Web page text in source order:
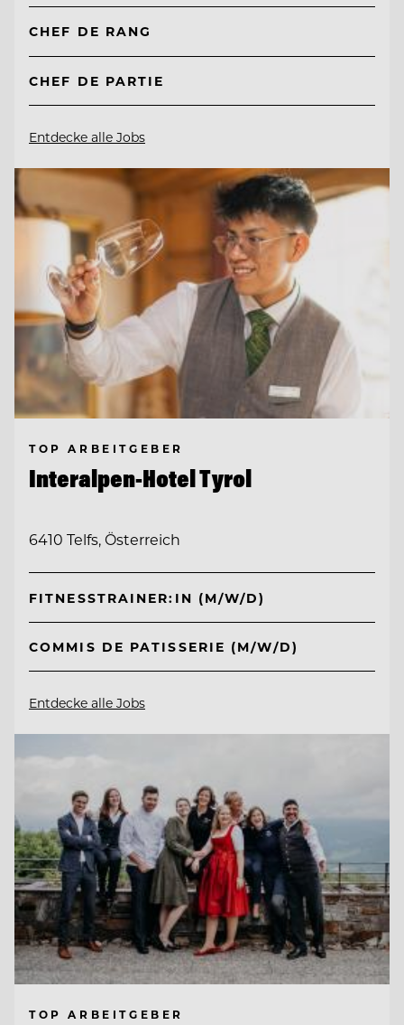
CHEF DE RANG
CHEF DE PARTIE
Entdecke alle Jobs
TOP ARBEITGEBER
Interalpen-Hotel Tyrol
6410 Telfs, Österreich
FITNESSTRAINER:IN (M/W/D)
COMMIS DE PATISSERIE (M/W/D)
Entdecke alle Jobs
TOP ARBEITGEBER